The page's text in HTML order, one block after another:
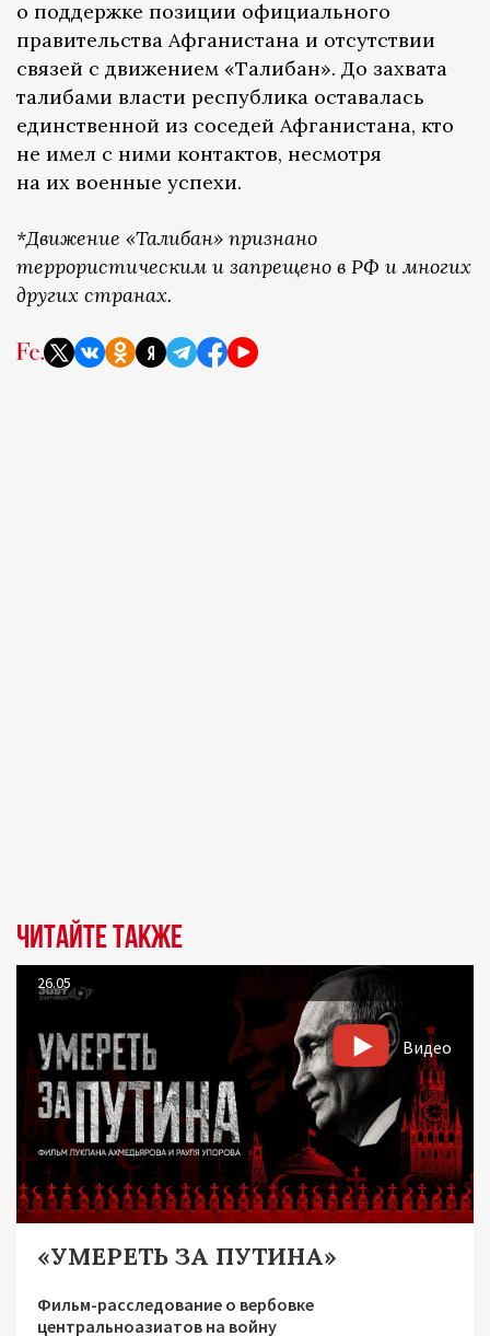
о поддержке позиции официального
правительства Афганистана и отсутствии
связей с движением «Талибан». До захвата
талибами власти республика оставалась
единственной из соседей Афганистана, кто
не имел с ними контактов, несмотря
на их военные успехи.
*Движение «Талибан» признано
террористическим и запрещено в РФ и многих
других странах.
Читайте также
26.05
Видео
«УМЕРЕТЬ ЗА ПУТИНА»
Фильм-расследование о вербовке
центральноазиатов на войну